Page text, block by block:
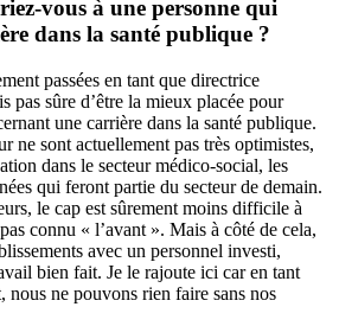
vous à une personne qui
dans la santé publique ?
passées en tant que directrice
pas sûre d’être la mieux placée pour
une carrière dans la santé publique.
ne sont actuellement pas très optimistes,
dans le secteur médico-social, les
qui feront partie du secteur de demain.
le cap est sûrement moins difficile à
connu « l’avant ». Mais à côté de cela,
avec un personnel investi,
bien fait. Je le rajoute ici car en tant
nous ne pouvons rien faire sans nos